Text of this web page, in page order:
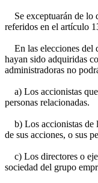
Se exceptuarán de lo
referidos en el artículo
En las elecciones del
hayan sido adquiridas
administradoras no
a) Los accionistas
personas relacionadas.
b) Los accionistas de
de sus acciones, o sus
c) Los directores o
sociedad del grupo